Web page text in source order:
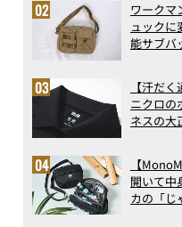
ト3】（
ワークマ
ュックに
能サブバ
記事ラン
（2026
【汗だ
ニクロの
ネスの大
アの実力
【
開いて中
カの「じ